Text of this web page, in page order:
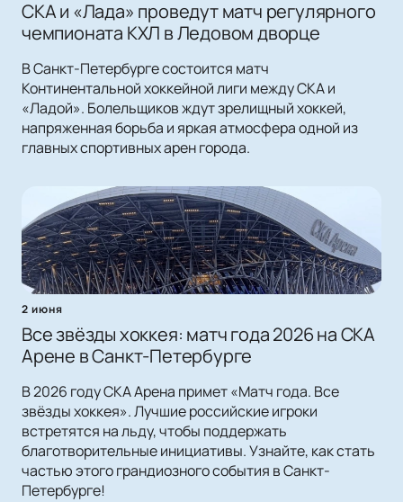
СКА и «Лада» проведут матч регулярного
чемпионата КХЛ в Ледовом дворце
В Санкт-Петербурге состоится матч
Континентальной хоккейной лиги между СКА и
«Ладой». Болельщиков ждут зрелищный хоккей,
напряженная борьба и яркая атмосфера одной из
главных спортивных арен города.
2 июня
Все звёзды хоккея: матч года 2026 на СКА
Арене в Санкт-Петербурге
В 2026 году СКА Арена примет «Матч года. Все
звёзды хоккея». Лучшие российские игроки
встретятся на льду, чтобы поддержать
благотворительные инициативы. Узнайте, как стать
частью этого грандиозного события в Санкт-
Петербурге!